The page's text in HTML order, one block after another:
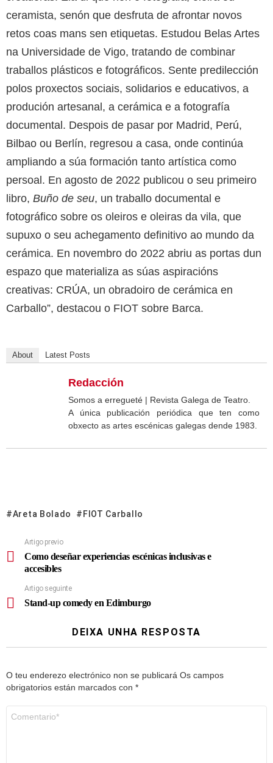
ceramista, senón que desfruta de afrontar novos
retos coas mans sen etiquetas. Estudou Belas Artes
na Universidade de Vigo, tratando de combinar
traballos plásticos e fotográficos. Sente predilección
polos proxectos sociais, solidarios e educativos, a
produción artesanal, a cerámica e a fotografía
documental. Despois de pasar por Madrid, Perú,
Bilbao ou Berlín, regresou a casa, onde continúa
ampliando a súa formación tanto artística como
persoal. En agosto de 2022 publicou o seu primeiro
libro, Buño de seu, un traballo documental e
fotográfico sobre os oleiros e oleiras da vila, que
supuxo o seu achegamento definitivo ao mundo da
cerámica. En novembro do 2022 abriu as portas dun
espazo que materializa as súas aspiracións
creativas: CRÚA, un obradoiro de cerámica en
Carballo”, destacou o FIOT sobre Barca.
About Latest Posts
Redacción
Somos a erregueté | Revista Galega de Teatro.
A única publicación periódica que ten como
obxecto as artes escénicas galegas dende 1983.
Areta Bolado FIOT Carballo
Artigo previo
Como deseñar experiencias escénicas inclusivas e
accesibles
Artigo seguinte
Stand-up comedy en Edimburgo
DEIXA UNHA RESPOSTA
O teu enderezo electrónico non se publicará Os campos
obrigatorios están marcados con *